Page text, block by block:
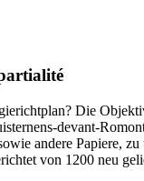
Die
devant-
andere Papiere,
von 1200 neu